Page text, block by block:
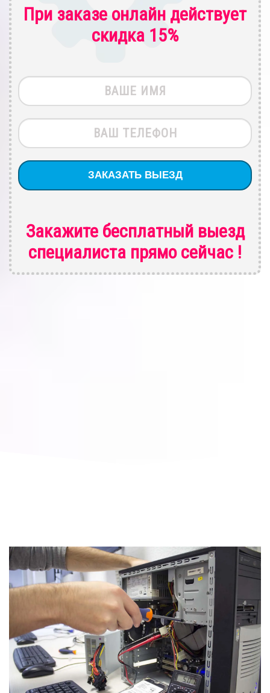
При заказе онлайн действует
скидка 15%
Закажите бесплатный выезд
специалиста прямо сейчас !